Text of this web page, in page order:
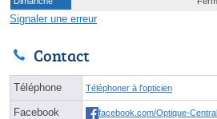
Signaler une erreur
Contact
Téléphone Téléphoner à l'opticien
Facebook facebook.com/Optique-